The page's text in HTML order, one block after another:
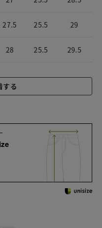
27.5 25.5 29
28 25.5 29.5
する